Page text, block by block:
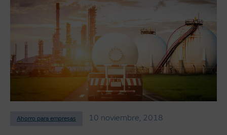
Ahorro para empresas 10 noviembre, 2018